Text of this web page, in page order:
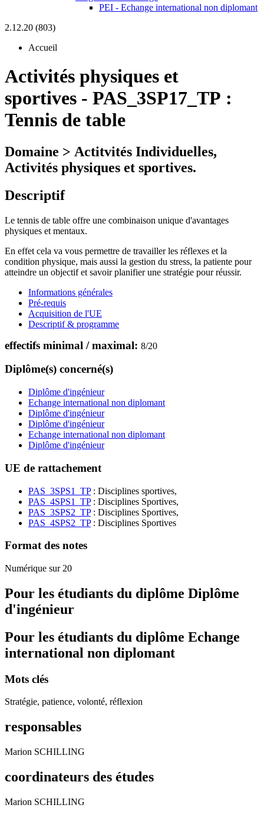
PEI - Echange international non diplomant
2.12.20 (803)
Accueil
Activités physiques et
sportives - PAS_3SP17_TP :
Tennis de table
Domaine > Actitvités Individuelles,
Activités physiques et sportives.
Descriptif
Le tennis de table offre une combinaison unique d'avantages
physiques et mentaux.
En effet cela va vous permettre de travailler les réflexes et la
condition physique, mais aussi la gestion du stress, la patiente pour
atteindre un objectif et savoir planifier une stratégie pour réussir.
Informations générales
Pré-requis
Acquisition de l'UE
Descriptif & programme
effectifs minimal / maximal: 8/20
Diplôme(s) concerné(s)
Diplôme d'ingénieur
Echange international non diplomant
Diplôme d'ingénieur
Diplôme d'ingénieur
Echange international non diplomant
Diplôme d'ingénieur
UE de rattachement
PAS_3SPS1_TP: Disciplines sportives,
PAS_4SPS1_TP: Disciplines Sportives,
PAS_3SPS2_TP: Disciplines Sportives,
PAS_4SPS2_TP: Disciplines Sportives
Format des notes
Numérique sur 20
Pour les étudiants du diplôme Diplôme
d'ingénieur
Pour les étudiants du diplôme Echange
international non diplomant
Mots clés
Stratégie, patience, volonté, réflexion
responsables
Marion SCHILLING
coordinateurs des études
Marion SCHILLING